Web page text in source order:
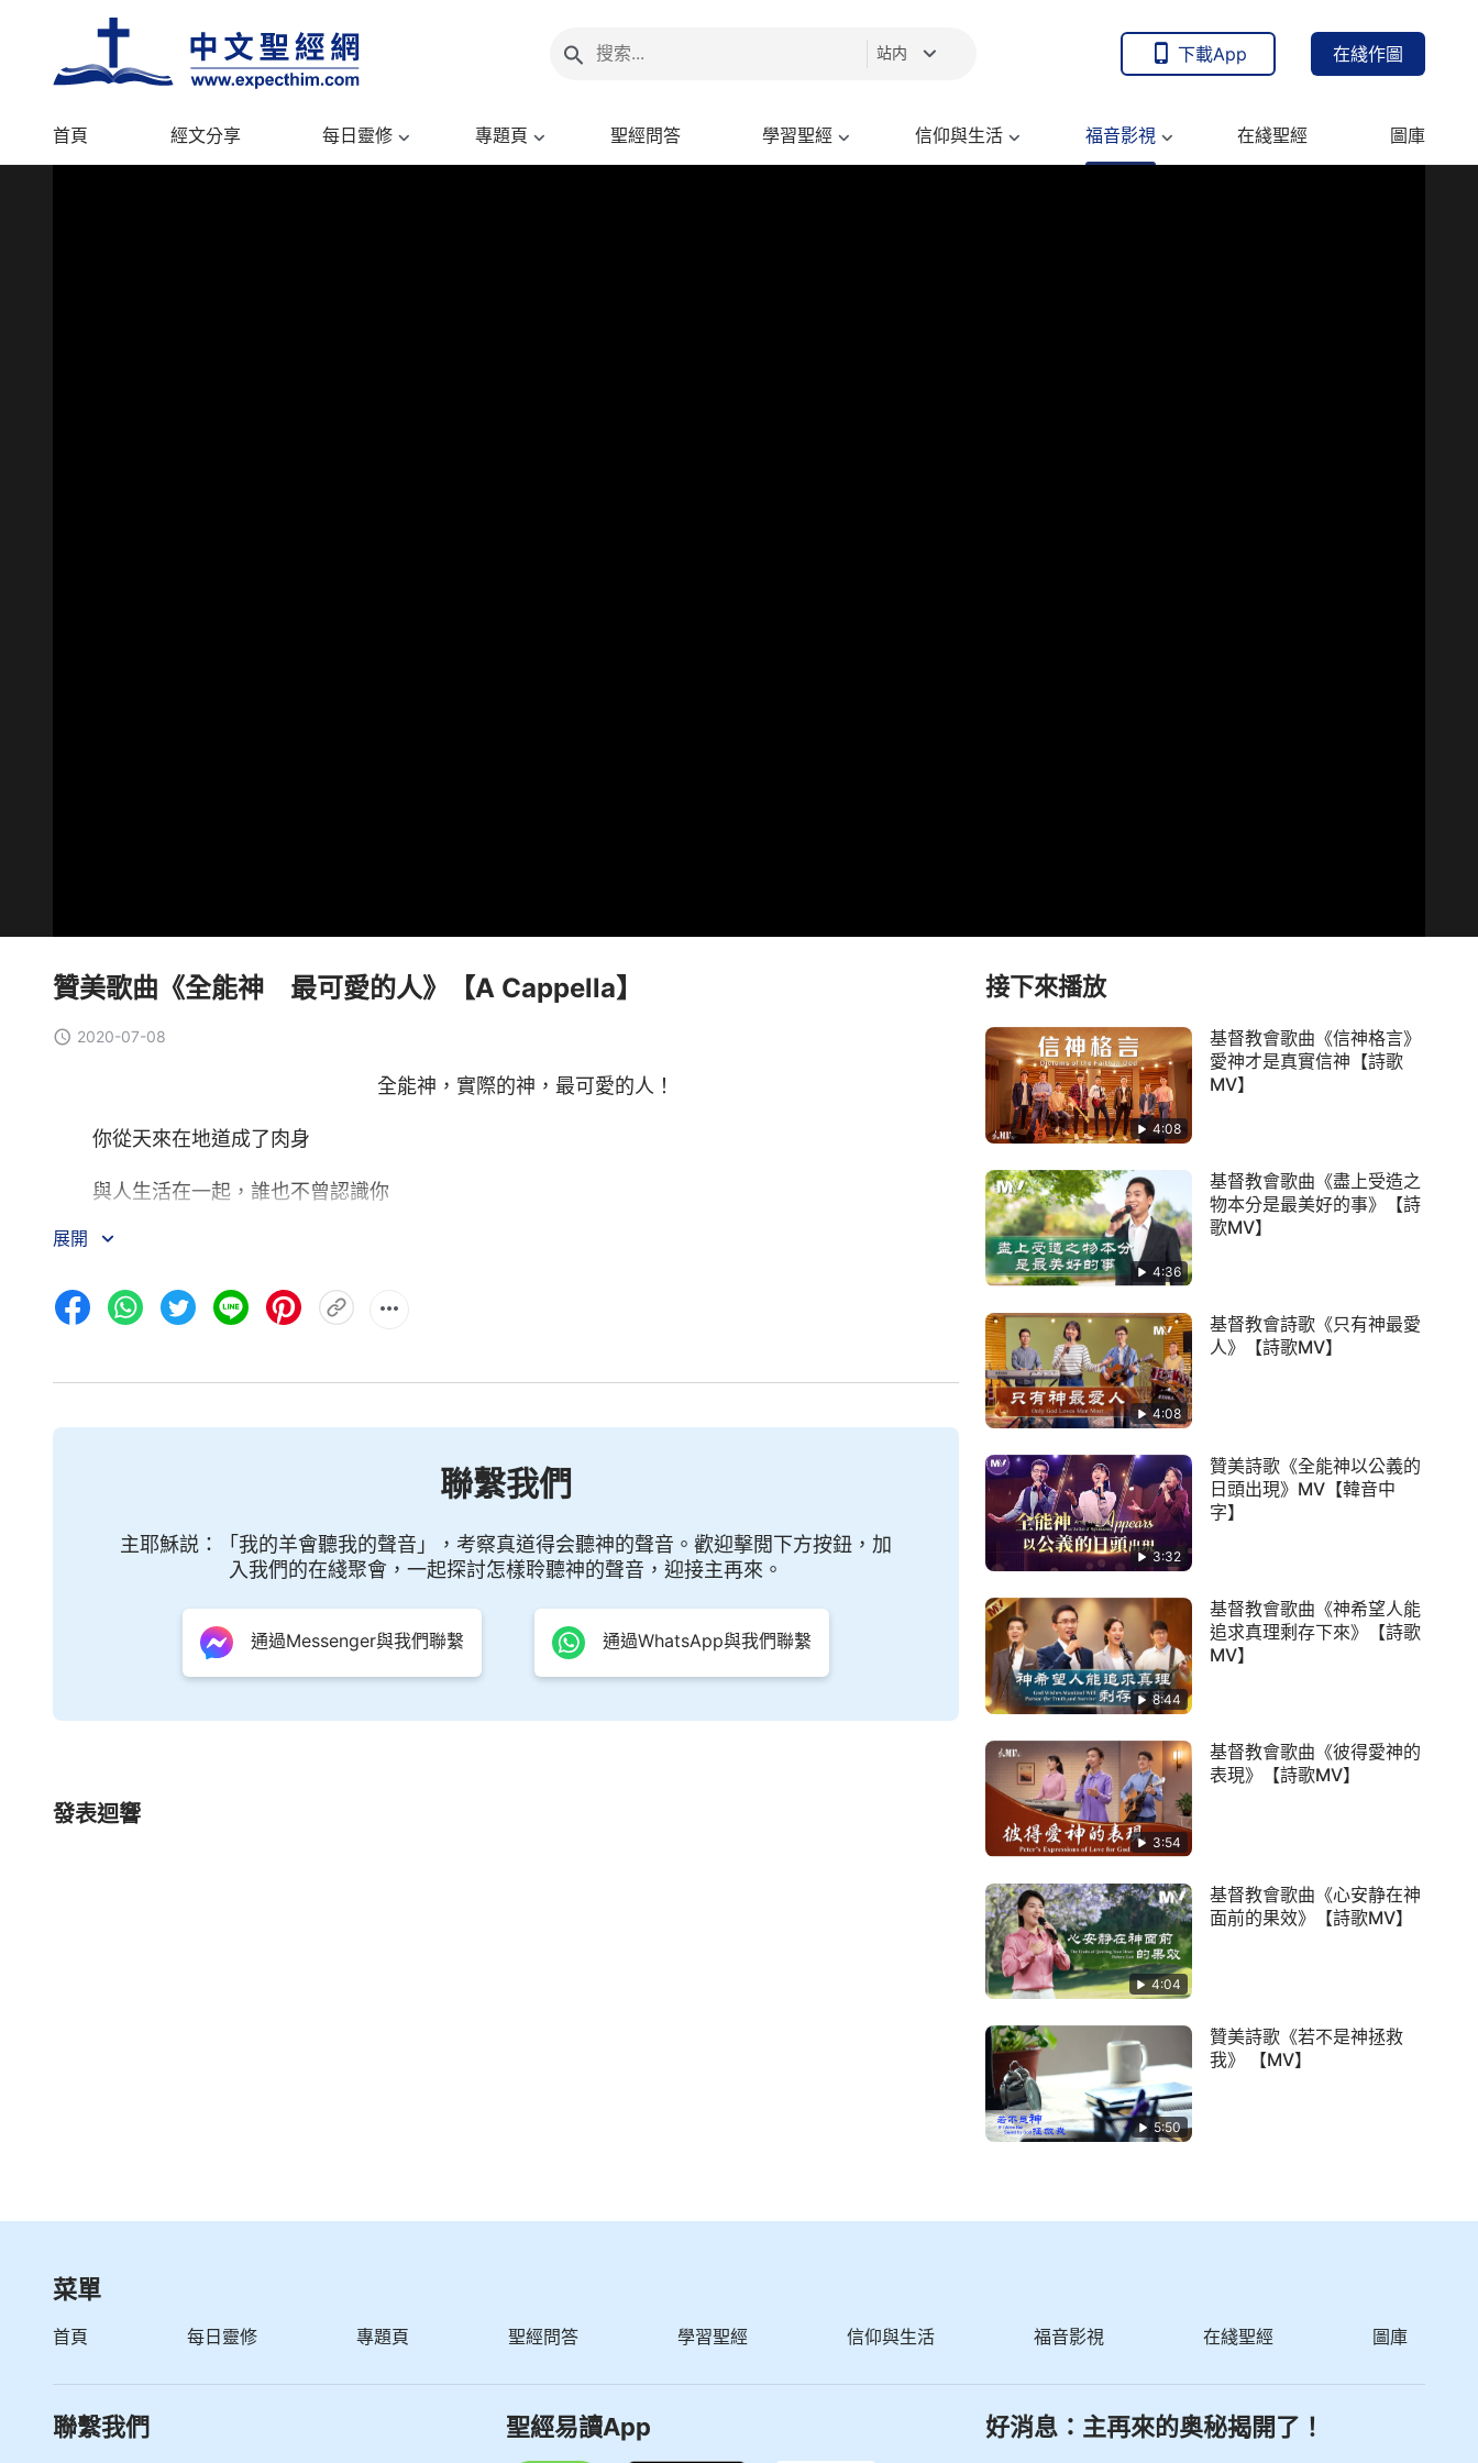
站内 下載App 在綫作圖
首頁 經文分享 每日靈修 專題頁 聖經問答 學習聖經 信仰與生活 福音影視 在綫聖經 圖庫
贊美歌曲《全能神 最可愛的人》【A Cappella】
2020-07-08
全能神，實際的神，最可愛的人！
你從天來在地道成了肉身
與人生活在一起，誰也不曾認識你
卑微隱藏發聲説話，帶來
你受苦、受屈辱，全為拯救人類
你的心、你的愛人間找不到
你對人類審判刑罰，百般試煉熬煉
你的作工、你的説話都為潔净拯救人
你給人全備真理，傾注你全部的愛
噢，全能神，最可愛的人啊！
你的可愛實在太多，我們怎能不留戀！
噢，全能神，最可愛的人啊！
展開
聯繫我們
主耶穌説：「我的羊會聽我的聲音」，考察真道得会聽神的聲音。歡迎擊閲下方按鈕，加
入我們的在綫聚會，一起探討怎樣聆聽神的聲音，迎接主再來。
通過Messenger與我們聯繫 通過WhatsApp與我們聯繫
發表迴響
接下來播放
4:08
基督教會歌曲《信神格言》
愛神才是真實信神【詩歌
MV】
4:36
基督教會歌曲《盡上受造之
物本分是最美好的事》【詩
歌MV】
4:08
基督教會詩歌《只有神最愛
人》【詩歌MV】
3:32
贊美詩歌《全能神以公義的
日頭出現》MV【韓音中
字】
8:44
基督教會歌曲《神希望人能
追求真理剩存下來》【詩歌
MV】
3:54
基督教會歌曲《彼得愛神的
表現》【詩歌MV】
4:04
基督教會歌曲《心安静在神
面前的果效》【詩歌MV】
5:50
贊美詩歌《若不是神拯救
我》 【MV】
菜單
首頁 每日靈修 專題頁 聖經問答 學習聖經 信仰與生活 福音影視 在綫聖經 圖庫
聯繫我們 聖經易讀App 好消息：主再來的奥秘揭開了！